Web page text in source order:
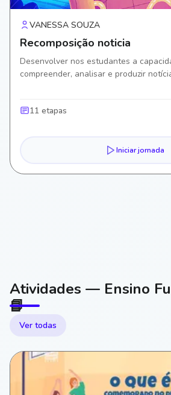
VANESSA SOUZA
Recomposição noticia
Desenvolver nos estudantes a
compreender, analisar e produzir
11 etapas
Iniciar jornada
Atividades — Ensino
📘
Ver todas